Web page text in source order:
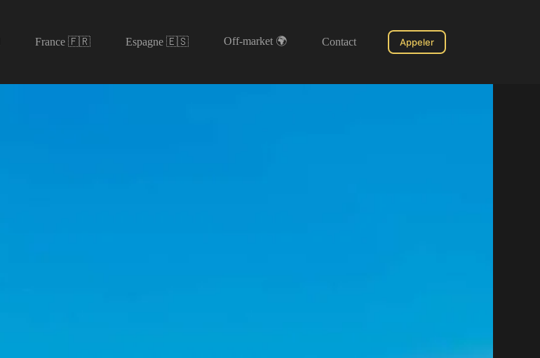
France 🇫🇷 Espagne 🇪🇸 Off-market 🌍 Contact Appeler